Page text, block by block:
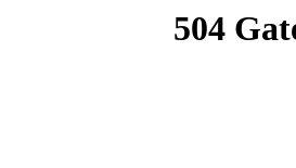
504